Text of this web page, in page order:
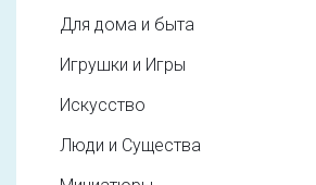
Для дома и быта
Игрушки и Игры
Искусство
Люди и Существа